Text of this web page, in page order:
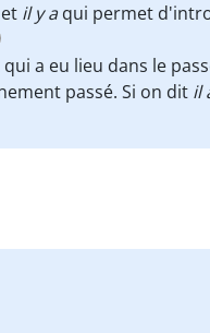
il y aqui permet
a eu lieu dans le
passé. Si on dit il